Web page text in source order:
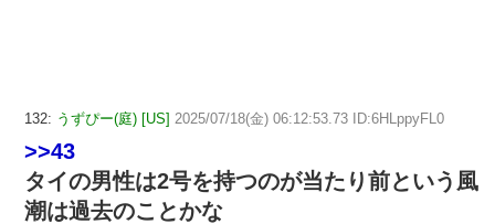
132: うずぴー(庭) [US] 2025/07/18(金) 06:12:53.73 ID:6HLppyFL0
>>43
タイの男性は2号を持つのが当たり前という風
潮は過去のことかな